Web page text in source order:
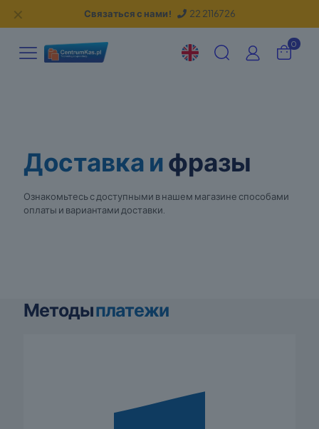
Связаться с нами! 22 2116726
✕
0
Доставка ифразы
Ознакомьтесь с доступными в нашем магазине способами
оплаты и вариантами доставки.
Методыплатежи